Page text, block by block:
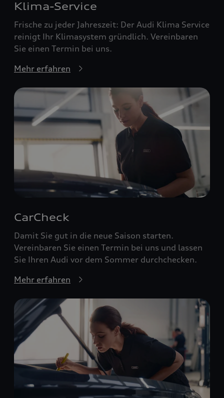
Klima-Service
Frische zu jeder Jahreszeit: Der Audi Klima Service
reinigt Ihr Klimasystem gründlich. Vereinbaren
Sie einen Termin bei uns.
Mehr erfahren
CarCheck
Damit Sie gut in die neue Saison starten.
Vereinbaren Sie einen Termin bei uns und lassen
Sie Ihren Audi vor dem Sommer durchchecken.
Mehr erfahren